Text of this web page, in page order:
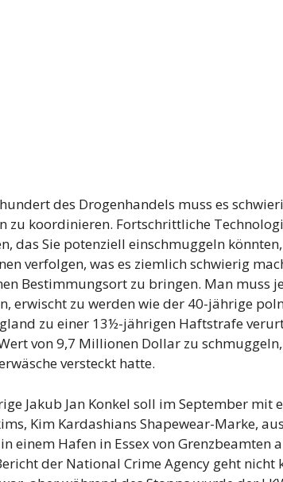
des Drogenhandels muss es
zu koordinieren. Fortschrittliche
das Sie potenziell einschmuggeln
verfolgen, was es ziemlich schwierig
Bestimmungsort zu bringen. Man muss
erwischt zu werden wie der 40-jährige
zu einer 13½-jährigen Haftstrafe
von 9,7 Millionen Dollar zu
versteckt hatte.
Jakub Jan Konkel soll im September mit
Kim Kardashians Shapewear-Marke,
einem Hafen in Essex von Grenzbeamten
der National Crime Agency geht nicht